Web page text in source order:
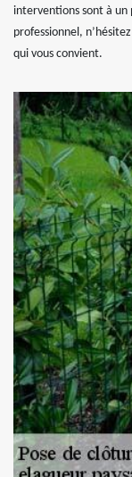
interventions sont à un
professionnel,
qui vous convient.